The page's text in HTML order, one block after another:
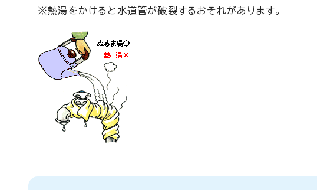
※熱湯をかけると水道管が破裂するおそれがあります。